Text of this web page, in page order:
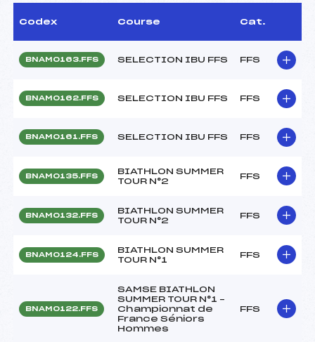
Codex Course Cat.
BNAM0163.FFS SELECTION IBU FFS FFS
BNAM0162.FFS SELECTION IBU FFS FFS
BNAM0161.FFS SELECTION IBU FFS FFS
BNAM0135.FFS
BIATHLON SUMMER
TOUR N°2
FFS
BNAM0132.FFS
BIATHLON SUMMER
TOUR N°2
FFS
BNAM0124.FFS
BIATHLON SUMMER
TOUR N°1
FFS
BNAM0122.FFS
SAMSE BIATHLON
SUMMER TOUR N°1 –
Championnat de
France Séniors
Hommes
FFS